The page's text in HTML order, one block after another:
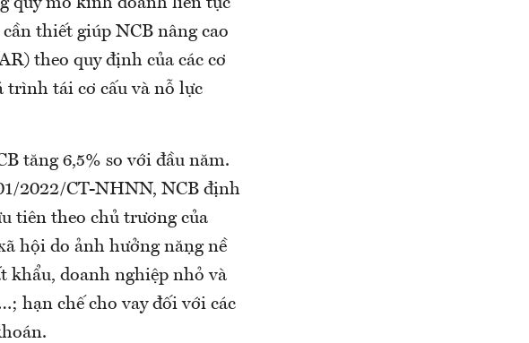
thiết giúp NCB nâng cao
theo quy định của các cơ
trình tái cơ cấu và nỗ lực
tăng 6,5% so với đầu năm.
2022/CT-NHNN, NCB định
tiên theo chủ trương của
hội do ảnh hưởng nặng nề
khẩu, doanh nghiệp nhỏ và
hạn chế cho vay đối với các